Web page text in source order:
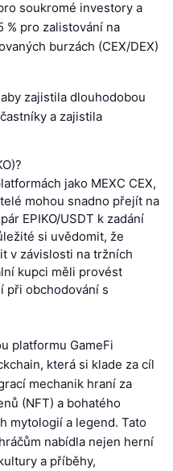
soukromé investory a
% pro zalistování na
burzách (CEX/DEX)
zajistila dlouhodobou
a zajistila
jako MEXC CEX,
mohou snadno přejít na
EPIKO/USDT k zadání
si uvědomit, že
v závislosti na tržních
kupci měli provést
při obchodování s
platformu GameFi
která si klade za cíl
mechanik hraní za
(NFT) a bohatého
mytologií a legend. Tato
nabídla nejen herní
a příběhy,